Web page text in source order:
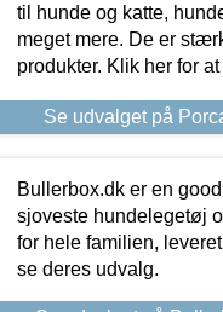
til hunde og katte,
meget mere. De er
produkter. Klik her for
Se udvalget på
Bullerbox.dk er en
sjoveste hundelegetøj
for hele familien,
se deres udvalg.